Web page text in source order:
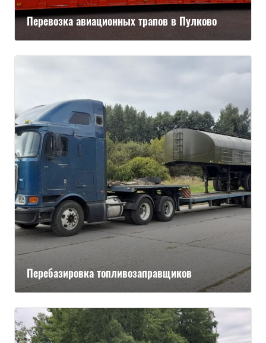
Перевозка авиационных трапов в Пулково
Перебазировка топливозаправщиков